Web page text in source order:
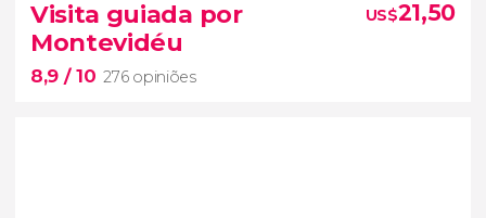
apresentações de candombe, tango, milonga e
folclore.
Visita guiada por
Montevidéu
8,9 / 10 276 opiniões
US$21,50